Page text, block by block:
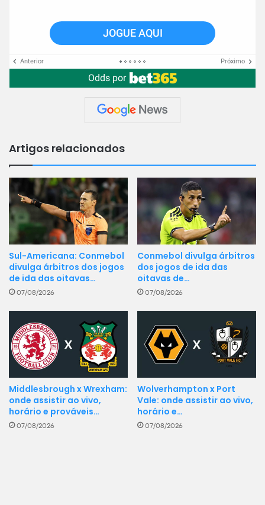
JOGUE AQUI
Anterior Próximo
Odds por
Artigos relacionados
Sul-Americana: Conmebol
divulga árbitros dos jogos
de ida das oitavas…
07/08/2026
Conmebol divulga árbitros
dos jogos de ida das
oitavas de…
07/08/2026
Middlesbrough x Wrexham:
onde assistir ao vivo,
horário e prováveis…
07/08/2026
Wolverhampton x Port
Vale: onde assistir ao vivo,
horário e…
07/08/2026